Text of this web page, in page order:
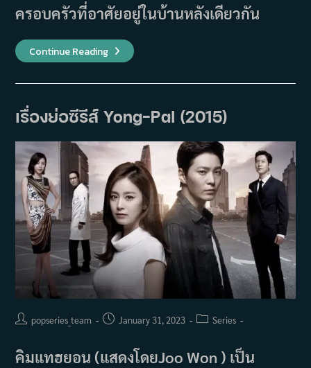
ครอบครัวที่อาศัยอยู่ในบ้านหลังเดียวกัน
Continue Readingเรื่อง
ย่อ
The
Only
เรื่องย่อซีรีส์ Yong-Pal (2015)
Postpopseries_team
PostJanuary 31, 2023
PostSeries
คิมแทฮยอน (แสดงโดยJoo Won ) เป็น